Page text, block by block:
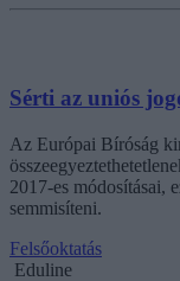
Sérti az uniós
Az Európai Bíróság
2017-es módosításai,
semmisíteni.
Felsőoktatás
Eduline